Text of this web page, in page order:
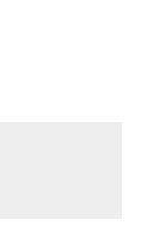
の地域
、いつ